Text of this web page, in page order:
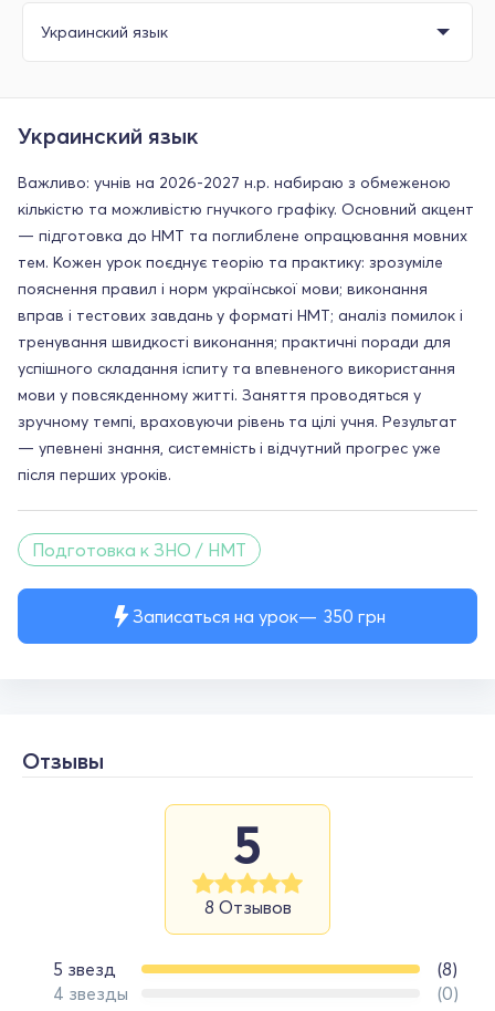
Записаться на урок 350 грн
Украинский язык
Важливо: учнів на 2026-2027 н.р. набираю з обмеженою
кількістю та можливістю гнучкого графіку. Основний акцент
— підготовка до НМТ та поглиблене опрацювання мовних
тем. Кожен урок поєднує теорію та практику: зрозуміле
пояснення правил і норм української мови; виконання
вправ і тестових завдань у форматі НМТ; аналіз помилок і
тренування швидкості виконання; практичні поради для
успішного складання іспиту та впевненого використання
мови у повсякденному житті. Заняття проводяться у
зручному темпі, враховуючи рівень та цілі учня. Результат
— упевнені знання, системність і відчутний прогрес уже
після перших уроків.
Подготовка к ЗНО / НМТ
Отзывы
5
8 Отзывов
5 звезд
(8)
4 звезды
(0)